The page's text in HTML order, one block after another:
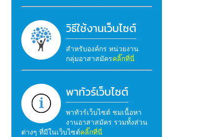
วิธีใช้งานเว็บไซต์
สำหรับองค์กร หน่วยงาน
กลุ่มอาสาสมัครคลิ๊กที่นี่
พาทัวร์เว็บไซต์
พาทัวร์เว็บไซต์ ชมเนื้อหา
งานอาสาสมัคร รวมทั้งส่วน
ต่างๆ ที่มีในเว็บไซต์คลิ๊กที่นี่